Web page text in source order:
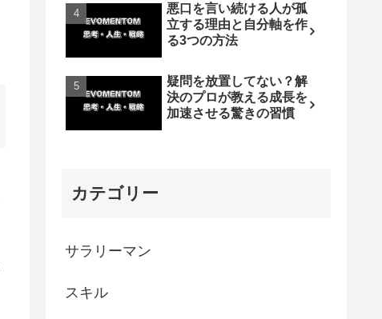
悪口を言い続ける人が孤
立する理由と自分軸を作
る3つの方法
疑問を放置してない？解
決のプロが教える成長を
加速させる驚きの習慣
カテゴリー
サラリーマン
スキル